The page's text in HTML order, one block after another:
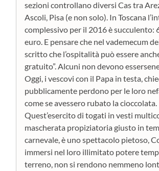
sezioni controllano diversi Cas tra
Ascoli, Pisa (e non solo). In Toscana
complessivo per il 2016 è succulento:
euro. E pensare che nel vademecum
scritto che l’ospitalità può essere
gratuito”. Alcuni non devono
Oggi, i vescovi con il Papa in testa,
pubblicamente perdono per le loro
come se avessero rubato la cioccolata.
Quest’esercito di togati in vesti
mascherata propiziatoria giusto in
carnevale, è uno spettacolo pietoso,
immersi nel loro illimitato potere
terreno, non si rendono nemmeno